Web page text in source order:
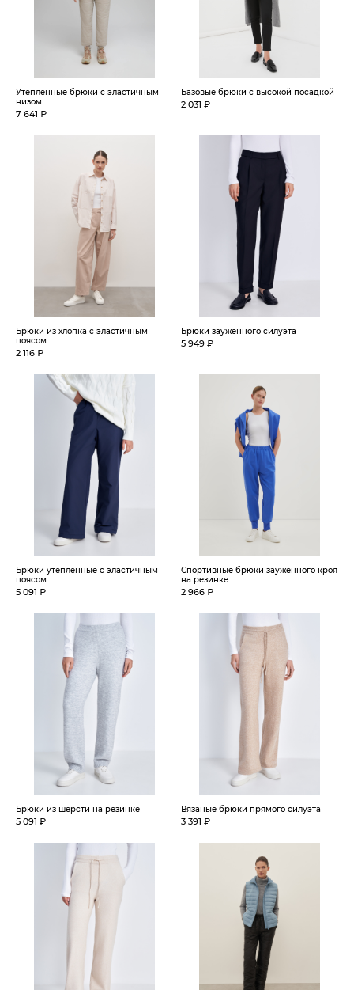
Утепленные брюки с эластичным
низом
7 641 ₽
Базовые брюки с высокой посадкой
2 031 ₽
Брюки из хлопка с эластичным
поясом
2 116 ₽
Брюки зауженного силуэта
5 949 ₽
Брюки утепленные с эластичным
поясом
5 091 ₽
Спортивные брюки зауженного кроя
на резинке
2 966 ₽
Брюки из шерсти на резинке
5 091 ₽
Вязаные брюки прямого силуэта
3 391 ₽